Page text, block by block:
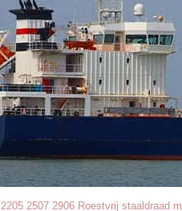
2205 2507 2906 Roestvrij staaldraad